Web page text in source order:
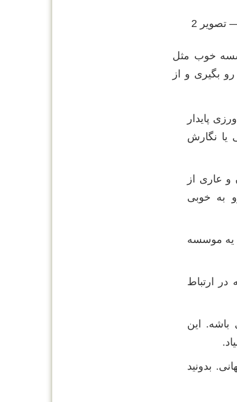
خوب مثل
بگیری و از
پایدار
یا نگارش
و عاری از
به خوبی
یه موسسه
ارتباط
باشه. این
بدونید